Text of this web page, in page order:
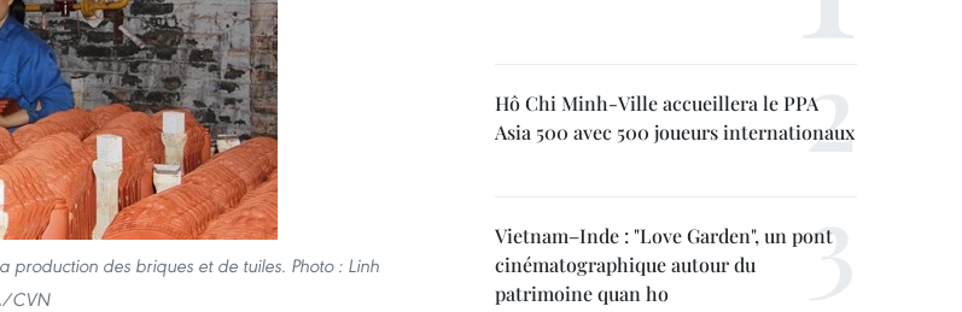
production des briques et de tuiles. Photo : Linh
CVN
Hô Chi Minh-Ville accueillera le PPA
Asia 500 avec 500 joueurs internationaux
Vietnam–Inde : "Love Garden", un pont
cinématographique autour du
patrimoine quan ho